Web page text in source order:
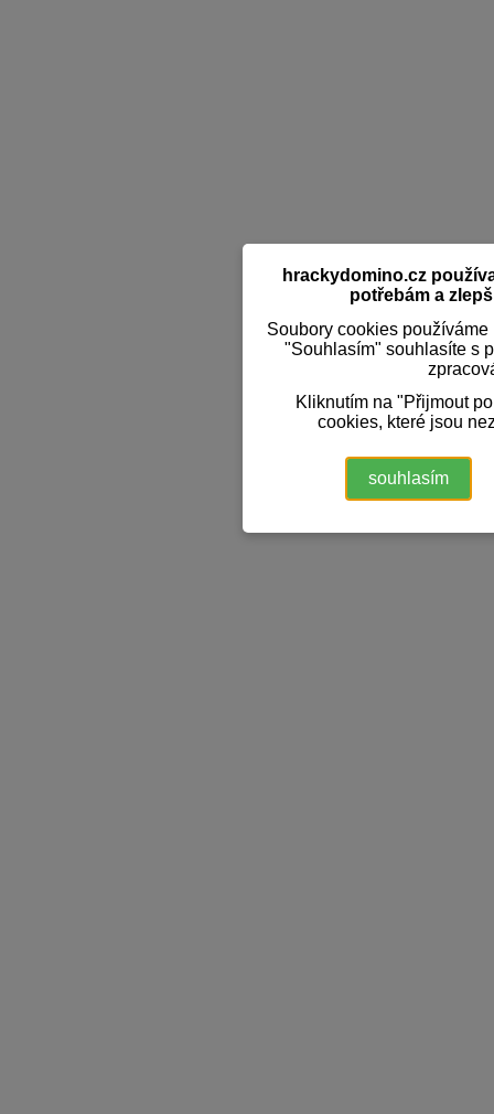
hrackydomino.cz
potřebám a
Soubory cookies
"Souhlasím" souhlasíte s
Kliknutím na "Přijmout
cookies, které jsou
souhlasím